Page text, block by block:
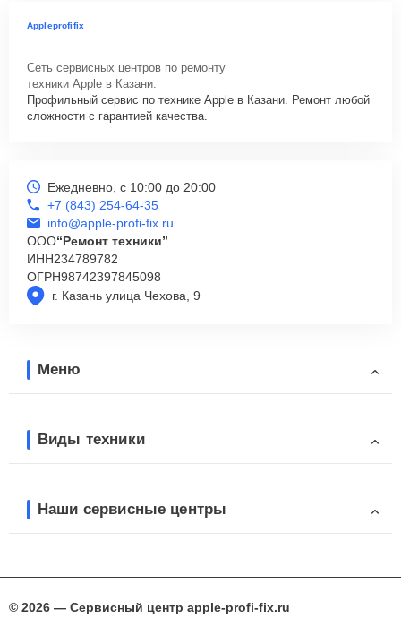
Appleprofifix
Сеть сервисных центров по ремонту
техники Apple в Казани.
Профильный сервис по технике Apple в Казани. Ремонт любой
сложности с гарантией качества.
г. Казань улица Чехова, 9
Ежедневно, с 10:00 до 20:00
+7 (843) 254-64-35
info@apple-profi-fix.ru
ООО“Ремонт техники”
ИНН234789782
ОГРН98742397845098
Меню
Виды техники
Наши сервисные центры
© 2026 — Сервисный центр apple-profi-fix.ru